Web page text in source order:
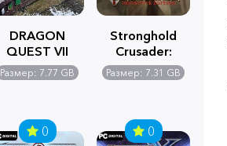
DRAGON
QUEST VII
Reimagined
Размер: 7.77 GB
Stronghold
Crusader:
Definitive
Edition
Размер: 7.31 GB
0 0